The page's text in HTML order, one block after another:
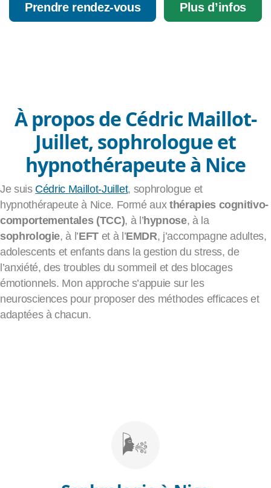
Prendre rendez-vous Plus d’infos
À propos de Cédric Maillot-
Juillet, sophrologue et
hypnothérapeute à Nice
Je suis Cédric Maillot-Juillet, sophrologue et
hypnothérapeute à Nice. Formé auxthérapies cognitivo-
comportementales (TCC), à l’hypnose, à la
sophrologie, à l’EFTet à l’EMDR, j’accompagne adultes,
adolescents et enfants dans la gestion du stress, de
l’anxiété, des troubles du sommeil et des blocages
émotionnels. Mon approche s’appuie sur les
neurosciences pour proposer des méthodes efficaces et
adaptées à chacun.
🌬️
EFT